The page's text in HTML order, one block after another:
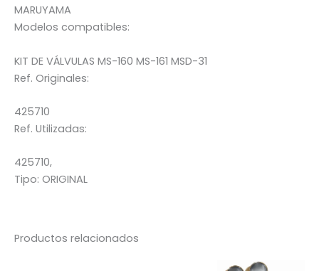
MARUYAMA
Modelos compatibles:
KIT DE VÁLVULAS MS-160 MS-161 MSD-31
Ref. Originales:
425710
Ref. Utilizadas:
425710,
Tipo: ORIGINAL
Productos relacionados